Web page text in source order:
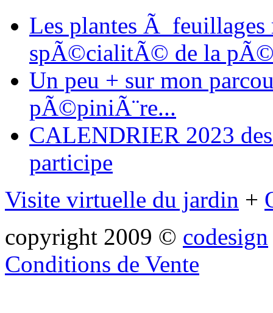
Les plantes Ã feuillages
spÃ©cialitÃ© de la
Un peu + sur mon
pÃ©piniÃ¨re...
CALENDRIER 2023
participe
Visite virtuelle du jardin +
copyright 2009 © codesign
Conditions de Vente